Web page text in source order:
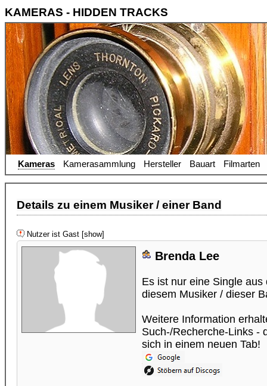
KAMERAS - HIDDEN TRACKS
Kameras Kamerasammlung Hersteller Bauart Filmarten
Details zu einem Musiker / einer Band
Nutzer ist Gast [show]
Brenda Lee
Es ist nur eine Single
diesem Musiker / dieser
Weitere Information
Such-/Recherche-Links -
sich in einem neuen Tab!